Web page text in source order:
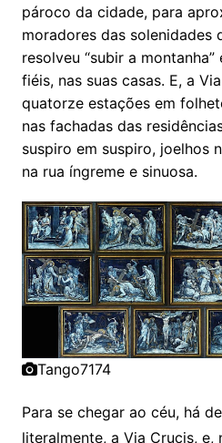
pároco da cidade, para
moradores das solenidades
resolveu “subir a
fiéis, nas suas casas. E, a
quatorze estações em
nas fachadas das
suspiro em suspiro, joelhos
na rua íngreme e sinuosa.
Tango7174
Para se chegar ao céu, há
literalmente, a Via Crucis, e,